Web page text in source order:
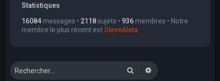
Statistiques
16084 messages • 2118sujets • 936 membres • Notre
membre le plus récent estSteveAleta
RechercherRecherche avancée